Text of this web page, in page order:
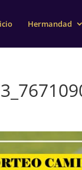
Hermandad